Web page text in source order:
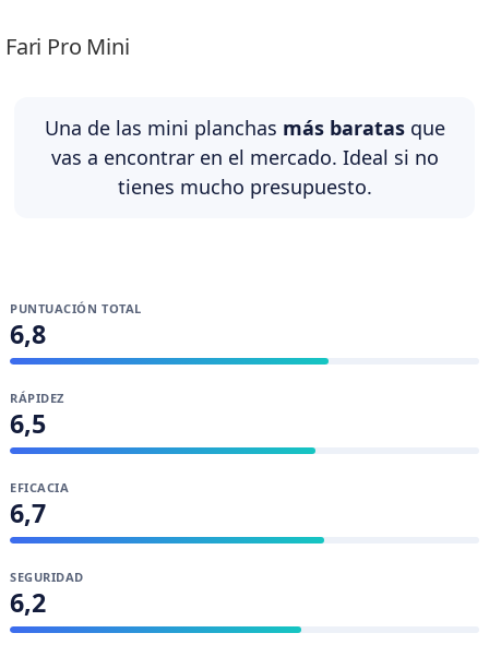
Fari Pro Mini
Una de las mini planchas más baratas que
vas a encontrar en el mercado. Ideal si no
tienes mucho presupuesto.
PUNTUACIÓN TOTAL
6,8
RÁPIDEZ
6,5
EFICACIA
6,7
SEGURIDAD
6,2